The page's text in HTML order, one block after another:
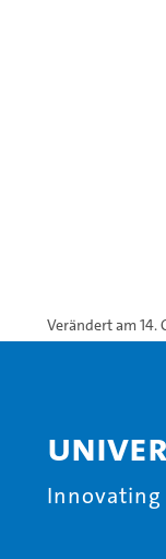
Verändert am 14.
Innovating